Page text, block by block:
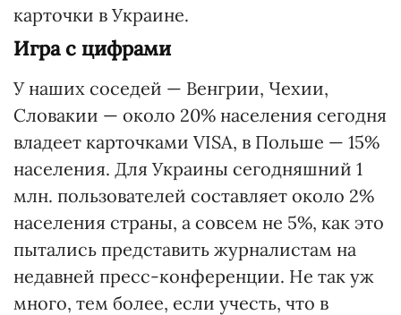
карточки в Украине.
Игра с цифрами
У наших соседей — Венгрии, Чехии,
Словакии — около 20% населения сегодня
владеет карточками VISA, в Польше — 15%
населения. Для Украины сегодняшний 1
млн. пользователей составляет около 2%
населения страны, а совсем не 5%, как это
пытались представить журналистам на
недавней пресс-конференции. Не так уж
много, тем более, если учесть, что в